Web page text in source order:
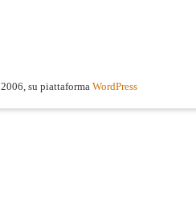
2006, su piattaforma WordPress